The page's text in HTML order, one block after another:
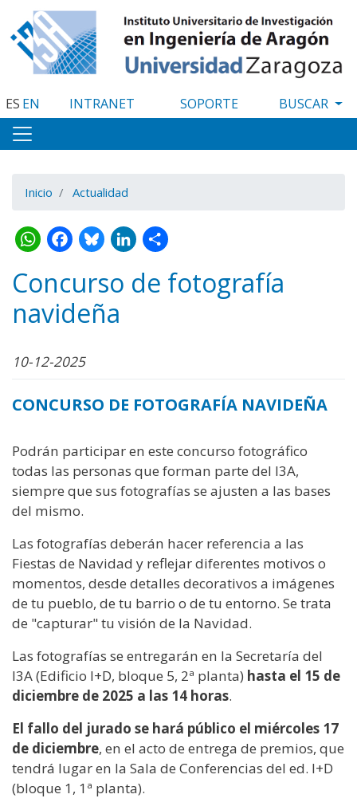
al
contenido
principal
ES EN INTRANET SOPORTE
Inicio Actualidad
WhatsApp
Facebook
Bluesky
LinkedIn
Share
Concurso de fotografía
navideña
10-12-2025
CONCURSO DE FOTOGRAFÍA NAVIDEÑA
Podrán participar en este concurso fotográfico
todas las personas que forman parte del I3A,
siempre que sus fotografías se ajusten a las bases
del mismo.
Las fotografías deberán hacer referencia a las
Fiestas de Navidad y reflejar diferentes motivos o
momentos, desde detalles decorativos a imágenes
de tu pueblo, de tu barrio o de tu entorno. Se trata
de "capturar" tu visión de la Navidad.
Las fotografías se entregarán en la Secretaría del
I3A (Edificio I+D, bloque 5, 2ª planta) hasta el 15 de
diciembre de 2025 a las 14 horas.
El fallo del jurado se hará público el miércoles 17
de diciembre, en el acto de entrega de premios, que
tendrá lugar en la Sala de Conferencias del ed. I+D
(bloque 1, 1ª planta).